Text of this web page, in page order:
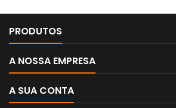
PRODUTOS
A NOSSA EMPRESA
A SUA CONTA